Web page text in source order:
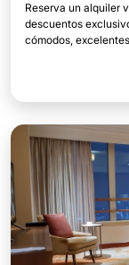
Reserva un alquiler
descuentos
cómodos,